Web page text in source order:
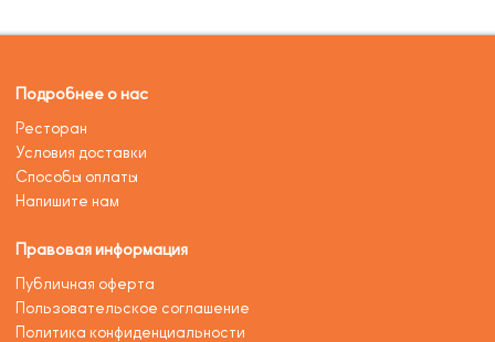
Подробнее о нас
Ресторан
Условия доставки
Способы оплаты
Напишите нам
Правовая информация
Публичная оферта
Пользовательское соглашение
Политика конфиденциальности